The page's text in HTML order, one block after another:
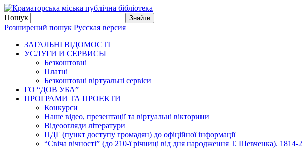
Пошук
Розширений пошук Русская версия
ЗАГАЛЬНI ВIДОМОСТI
УСЛУГИ И СЕРВИСЫ
Безкоштовнi
Платні
Безкоштовні віртуальні сервіси
ГО “ДОВ УБА”
ПРОГРАМИ ТА ПРОЕКТИ
Конкурси
Наше відео, презентації та віртуальні вікторини
Відеоогляди літератури
ПДГ (пункт доступу громадян) до офіційної інформації
“Свіча вічності” (до 210-ї річниці від дня народження Т. Шевченка). 1814-